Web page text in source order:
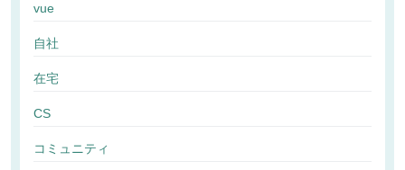
vue
自社
在宅
CS
コミュニティ